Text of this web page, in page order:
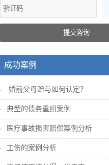
提交咨询
成功案例
婚前父母赠与如何认定？
典型的债务重组案例
医疗事故损害赔偿案例分析
工伤的案例分析